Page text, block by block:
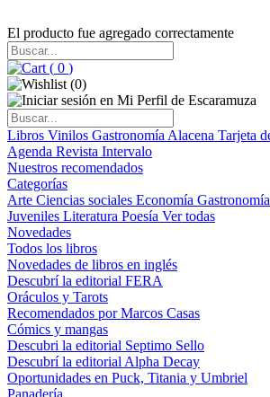
El producto fue agregado correctamente
( 0 )
(0)
Libros Vinilos Gastronomía Alacena Tarjeta
Agenda Revista Intervalo
Nuestros recomendados
Categorías
Arte Ciencias sociales Economía Gastronomía
Juveniles Literatura Poesía Ver todas
Novedades
Todos los libros
Novedades de libros en inglés
Descubrí la editorial FERA
Oráculos y Tarots
Recomendados por Marcos Casas
Cómics y mangas
Descubri la editorial Septimo Sello
Descubrí la editorial Alpha Decay
Oportunidades en Puck, Titania y Umbriel
Panadería